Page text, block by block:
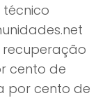
recuperação
cento de
por cento de